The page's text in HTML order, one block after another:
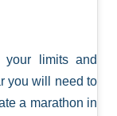
your limits and
you will need to
a marathon in